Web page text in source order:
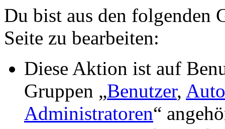
Du bist aus den folgenden
Seite zu bearbeiten:
Diese Aktion ist auf
Gruppen „Benutzer,
Administratoren“